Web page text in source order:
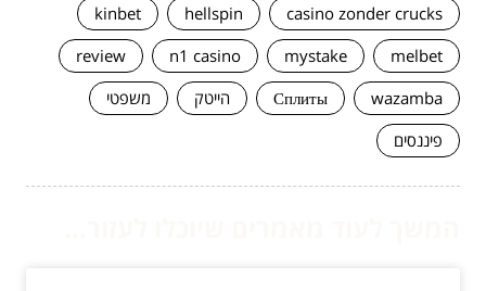
casino zonder crucks
hellspin
kinbet
melbet
mystake
n1 casino
review
wazamba
Сплиты הייטק
משפטי
פיננסים